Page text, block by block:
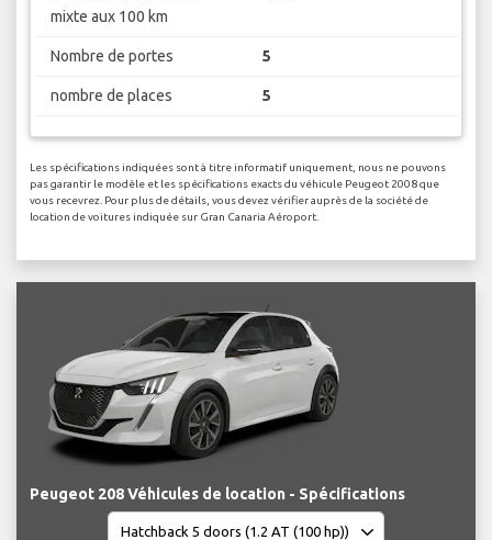
mixte aux 100 km
Nombre de portes 5
nombre de places 5
Les spécifications indiquées sont à titre informatif uniquement, nous ne pouvons
pas garantir le modèle et les spécifications exacts du véhicule Peugeot 2008 que
vous recevrez. Pour plus de détails, vous devez vérifier auprès de la société de
location de voitures indiquée sur Gran Canaria Aéroport.
Peugeot 208 Véhicules de location - Spécifications